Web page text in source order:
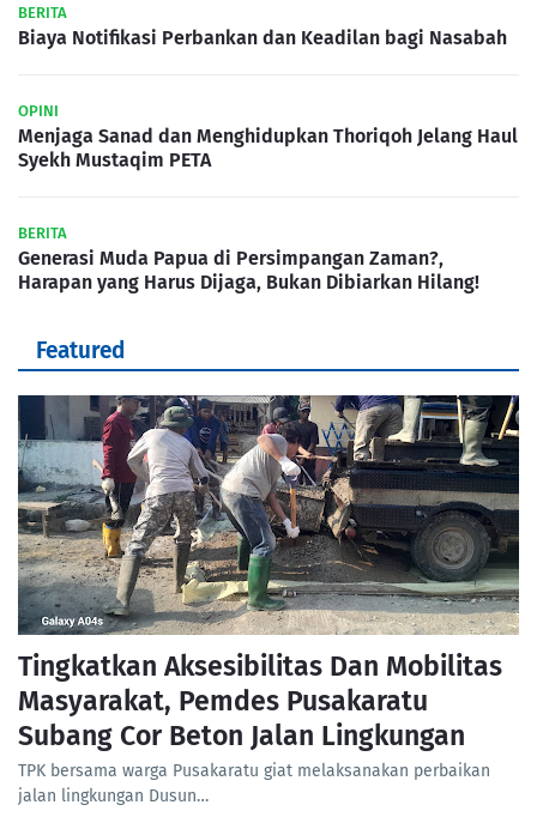
BERITA
Biaya Notifikasi Perbankan dan Keadilan bagi Nasabah
OPINI
Menjaga Sanad dan Menghidupkan Thoriqoh Jelang Haul
Syekh Mustaqim PETA
BERITA
Generasi Muda Papua di Persimpangan Zaman?,
Harapan yang Harus Dijaga, Bukan Dibiarkan Hilang!
Featured
Tingkatkan Aksesibilitas Dan Mobilitas
Masyarakat, Pemdes Pusakaratu
Subang Cor Beton Jalan Lingkungan
TPK bersama warga Pusakaratu giat melaksanakan perbaikan
jalan lingkungan Dusun…